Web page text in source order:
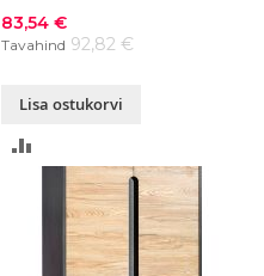
Soodushind
83,54 €
Tavahind 92,82 €
Lisa ostukorvi
VÕRDLUSESSE